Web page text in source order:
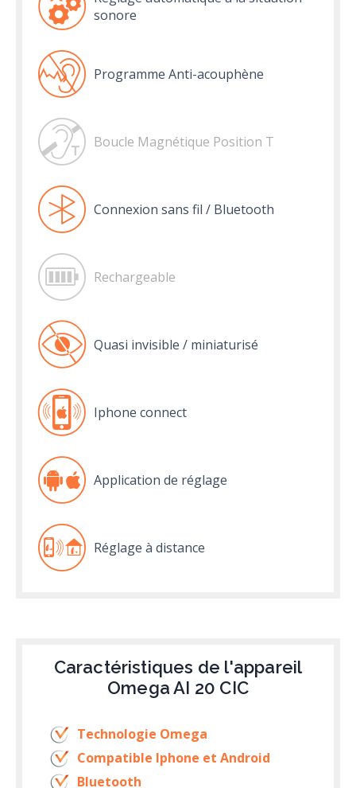
sonore
Programme Anti-acouphène
Boucle Magnétique Position T
Connexion sans fil / Bluetooth
Rechargeable
Quasi invisible / miniaturisé
Iphone connect
Application de réglage
Réglage à distance
Caractéristiques de l'appareil
Omega AI 20 CIC
Technologie Omega
Compatible Iphone et Android
Bluetooth